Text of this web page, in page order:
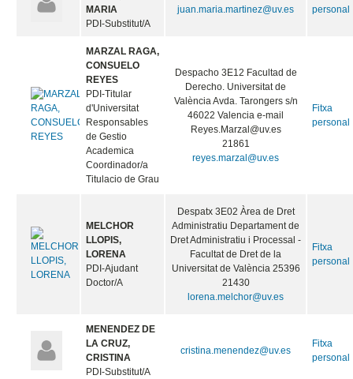
MARIA
PDI-Substitut/A
juan.maria.martinez@uv.es
personal
MARZAL RAGA,
CONSUELO
REYES
PDI-Titular
d'Universitat
Responsables
de Gestio
Academica
Coordinador/a
Titulacio de Grau
Despacho 3E12 Facultad de
Derecho. Universitat de
València Avda. Tarongers s/n
46022 Valencia e-mail
Reyes.Marzal@uv.es
21861
reyes.marzal@uv.es
Fitxa
personal
MELCHOR
LLOPIS,
LORENA
PDI-Ajudant
Doctor/A
Despatx 3E02 Àrea de Dret
Administratiu Departament de
Dret Administratiu i Processal -
Facultat de Dret de la
Universitat de València 25396
21430
lorena.melchor@uv.es
Fitxa
personal
MENENDEZ DE
LA CRUZ,
CRISTINA
PDI-Substitut/A
cristina.menendez@uv.es
Fitxa
personal